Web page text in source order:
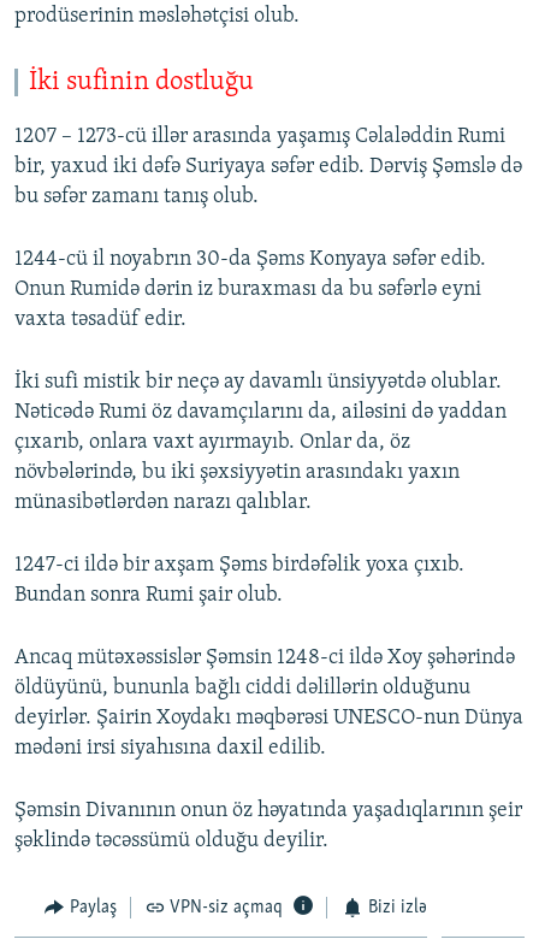
prodüserinin məsləhətçisi olub.
İki sufinin dostluğu
1207 – 1273-cü illər arasında yaşamış Cəlaləddin Rumi
bir, yaxud iki dəfə Suriyaya səfər edib. Dərviş Şəmslə də
bu səfər zamanı tanış olub.
1244-cü il noyabrın 30-da Şəms Konyaya səfər edib.
Onun Rumidə dərin iz buraxması da bu səfərlə eyni
vaxta təsadüf edir.
İki sufi mistik bir neçə ay davamlı ünsiyyətdə olublar.
Nəticədə Rumi öz davamçılarını da, ailəsini də yaddan
çıxarıb, onlara vaxt ayırmayıb. Onlar da, öz
növbələrində, bu iki şəxsiyyətin arasındakı yaxın
münasibətlərdən narazı qalıblar.
1247-ci ildə bir axşam Şəms birdəfəlik yoxa çıxıb.
Bundan sonra Rumi şair olub.
Ancaq mütəxəssislər Şəmsin 1248-ci ildə Xoy şəhərində
öldüyünü, bununla bağlı ciddi dəlillərin olduğunu
deyirlər. Şairin Xoydakı məqbərəsi UNESCO-nun Dünya
mədəni irsi siyahısına daxil edilib.
Şəmsin Divanının onun öz həyatında yaşadıqlarının şeir
şəklində təcəssümü olduğu deyilir.
Paylaş VPN-siz açmaq Bizi izlə